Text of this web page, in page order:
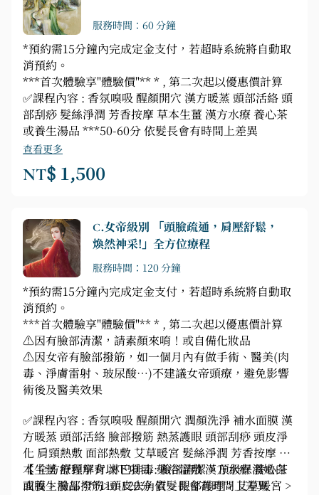
服務時間：60 分鐘
*預約需15分鐘內完成定金支付，若超時系統將自動取
消預約。
***首次體驗享"體驗價"** * , 第二次起以優惠價計算
✅課程內容 : 香氛嗅吸 醒顏開穴 漢方暖蒸 頭部活絡 頭
部刮痧 髮絲淨潤 芳香按摩 草本生薑 漢方水療 養心茶
或養生湯品 ***50-60分 依髮長會有時間上差異
查看更多
NT$ 1,500
C.女帝級別 「頭臉疏通，肩壓舒鬆，
煥然神采!」全方位療程
服務時間：120 分鐘
*預約需15分鐘內完成定金支付，若超時系統將自動取
消預約。
***首次體驗享"體驗價"** * , 第二次起以優惠價計算
⚠️因有臉部清潔，請素顏來唷！或自備化妝品
⚠️因女帝有臉部撥筋，如一個月內有做手術、醫美(肉
毒、淨膚雷射、玻尿酸…)不建議女帝頭療，避免影響
術後及醫美效果
✅課程內容 : 香氛嗅吸 醒顏開穴 潤顏洗淨 補水面膜 漢
方暖蒸 頭部活絡 臉部撥筋 熱蒸護眼 頭部刮痧 頭皮淨
化 肩頸熱敷 面部熱敷 艾草暖宮 髮絲淨潤 芳香按摩 草
本生薑 舒頸解背 淋巴排毒 藥浴溫敷 漢方水療 養心茶
或養生湯品 ***110-120分 依髮長會有時間上差異
【 全方療程享有以下項目 : 臉部清潔 > 頂級保濕嫩白
面膜 > 臉部撥筋>頭皮去角質 > 眼部護理 > 艾草暖宮 >